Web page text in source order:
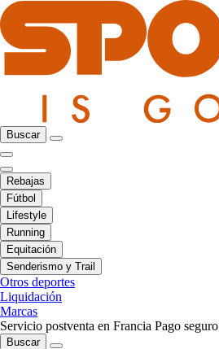
Buscar
Rebajas
Fútbol
Lifestyle
Running
Equitación
Senderismo y Trail
Otros deportes
Liquidación
Marcas
Servicio postventa en Francia Pago seguro
Buscar